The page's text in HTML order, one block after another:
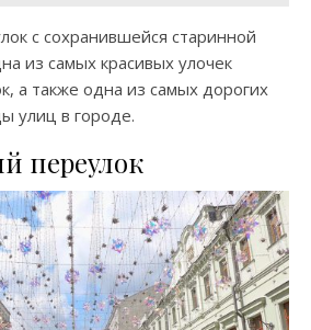
с сохранившейся старинной
из самых красивых улочек
а также одна из самых дорогих
улиц в городе.
переулок